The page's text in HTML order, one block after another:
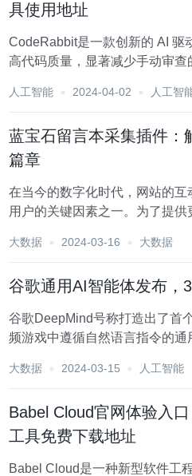
具使用地址
CodeRabbit是一款创新的 AI 驱
高代码质量，显著减少手动审
率和健壮性。 点击前往CodeRabbit官网体验入口 谁可以从
人工智能 2024-04-02 人工智
蓝宝石留言本采集插件：
篇章
在当今的数字化时代，网站的
用户的关键因素之一。为了提
通的重要桥梁。然而，仅仅有
大数据 2024-03-16 大数据
谷歌通用AI智能体发布，
谷歌DeepMind号称打造出了首
频游戏中遵循自然语言指令的通
如，在《模拟山羊3》（Goat
大数据 2024-03-15 人工智能
Babel Cloud官网体验入
工具免费下载地址
Babel Cloud是一种新型软件工